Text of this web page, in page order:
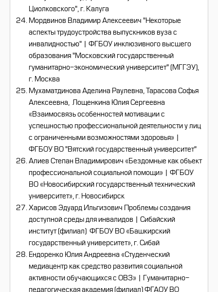
Циолковского", г. Калуга
Мордвинов Владимир Алексеевич "Некоторые
аспекты трудоустройства выпускников вуза с
инвалидностью" | ФГБОУ инклюзивного высшего
образования "Московский государственный
гуманитарно-экономический университет" (МГГЭУ),
г. Москва
Мухаматдинова Аделина Раулевна, Тарасова Софья
Алексеевна, Лощенкина Юлия Сергеевна
«Взаимосвязь особенностей мотивации с
успешностью профессиональной деятельности у лиц
с ограниченными возможностями здоровья» |
ФГБОУ ВО "Вятский государственный университет"
Алиев Степан Владимирович «Бездомные как объект
профессиональной социальной помощи» | ФГБОУ
ВО «Новосибирский государственный технический
университет», г. Новосибирск
Харисов Эдуард Ильгизович Проблемы создания
доступной среды для инвалидов | Сибайский
институт (филиал) ФГБОУ ВО «Башкирский
государственный университет», г. Сибай
Ендоренко Юлия Андреевна «Студенческий
медиацентр как средство развития социальной
активности обучающихся с ОВЗ» | Гуманитарно-
педагогическая академия (филиал) ФГАОУ ВО